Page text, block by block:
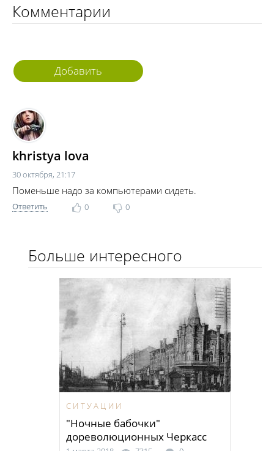
Комментарии
Добавить
khristya lova
30 октября, 21:17
Поменьше надо за компьютерами сидеть.
Ответить 0 0
Больше интересного
СИТУАЦИИ
"Ночные бабочки"
дореволюционных Черкасс